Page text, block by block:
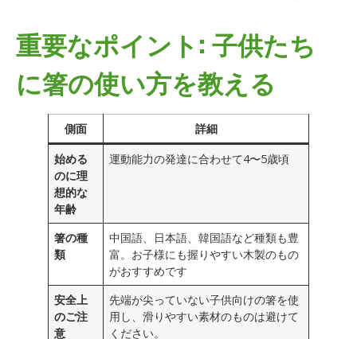
重要なポイント: 子供たち
に箸の使い方を教える
側面
詳細
始める
のに理
想的な
年齢
運動能力の発達に合わせて4〜5歳頃
箸の種
類
中国語、日本語、韓国語など種類も豊
富。お子様にも握りやすい木製のもの
がおすすめです
安全上
のご注
意
先端が尖っていない子供向けの箸を使
用し、滑りやすい素材のものは避けて
ください。